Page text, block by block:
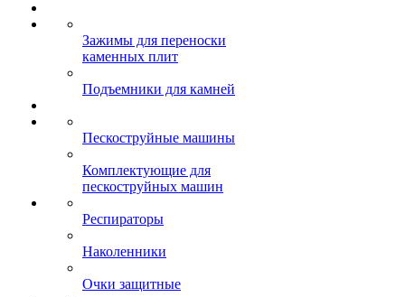
Зажимы для переноски
каменных плит
Подъемники для камней
Пескоструйные машины
Комплектующие для
пескоструйных машин
Респираторы
Наколенники
Очки защитные